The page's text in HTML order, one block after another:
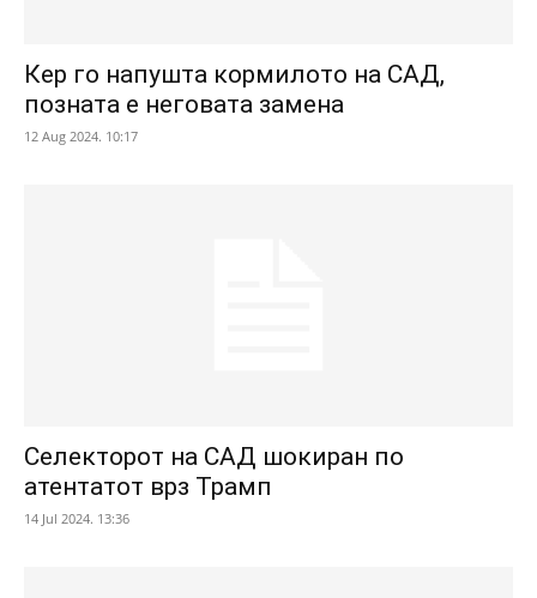
Кер го напушта кормилото на САД,
позната е неговата замена
12 Aug 2024. 10:17
Селекторот на САД шокиран по
атентатот врз Трамп
14 Jul 2024. 13:36